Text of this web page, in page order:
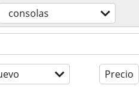
consolas
Precio